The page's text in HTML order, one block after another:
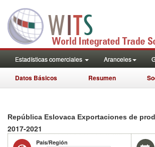
Estadísticas comerciales Aranceles
Datos Básicos Resumen
República Eslovaca Exportaciones de
2017-2021
País/Región